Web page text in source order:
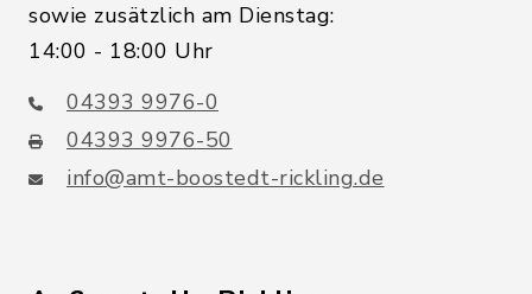
sowie zusätzlich am Dienstag:
14:00 - 18:00 Uhr
04393 9976-0
04393 9976-50
info@amt-boostedt-rickling.de